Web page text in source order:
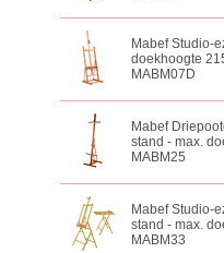
Mabef Studio-
doekhoogte
MABM07D
Mabef
stand - max.
MABM25
Mabef Studio-
stand - max.
MABM33